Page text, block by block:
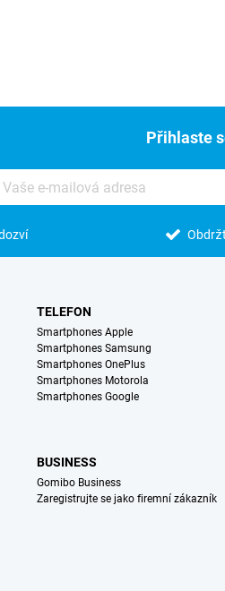
Přihlaste
TELEFON
Smartphones Apple
Smartphones Samsung
Smartphones OnePlus
Smartphones Motorola
Smartphones Google
BUSINESS
Gomibo Business
Zaregistrujte se jako firemní zákazník